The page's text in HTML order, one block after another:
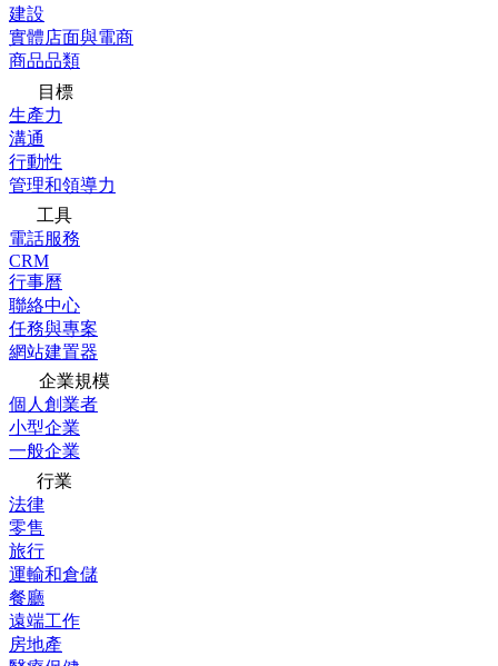
建設
實體店面與電商
商品品類
目標
生產力
溝通
行動性
管理和領導力
工具
電話服務
CRM
行事曆
聯絡中心
任務與專案
網站建置器
企業規模
個人創業者
小型企業
一般企業
行業
法律
零售
旅行
運輸和倉儲
餐廳
遠端工作
房地產